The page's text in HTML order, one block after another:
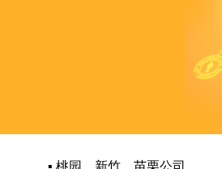
▪ 桃园、新竹、苗栗公司